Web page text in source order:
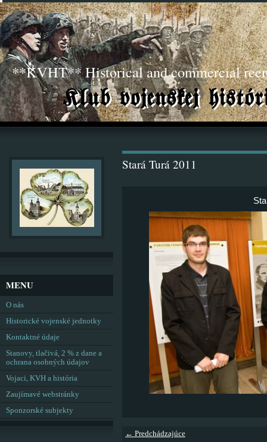
**KVHT** Historical and commercial
Stará Turá 2011
← Predchádzajúce
MENU
O nás
Historické vojenské jednotky
Kontaktné údaje
Stanovy, tlačivá, 2 % z dane a
ochrana osobných údajov
Vojaci, KVH a história
Zaujímavé webstránky
Sponzorské subjekty